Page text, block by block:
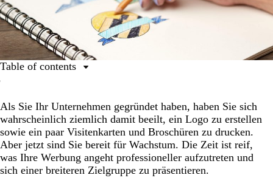
Als Sie Ihr Unternehmen gegründet haben, haben Sie sich
wahrscheinlich ziemlich damit beeilt, ein Logo zu erstellen
sowie ein paar Visitenkarten und Broschüren zu drucken.
Aber jetzt sind Sie bereit für Wachstum. Die Zeit ist reif,
was Ihre Werbung angeht professioneller aufzutreten und
sich einer breiteren Zielgruppe zu präsentieren.
Table of contents
Ihr Unternehmen und Ihre Produkte
2. Werfen Sie jetzt einen Blick auf Ihren Wettbewerb
3. Finden Sie mehr über Ihre Kunden heraus
4. Finden Sie heraus, was andere über Sie sagen
5. Etablieren Sie Ihre Unternehmenswerte